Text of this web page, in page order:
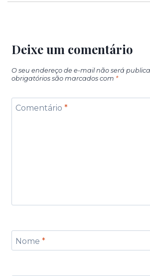
Deixe um comentário
O seu endereço de e-mail não será
obrigatórios são marcados com *
Comentário *
Nome *